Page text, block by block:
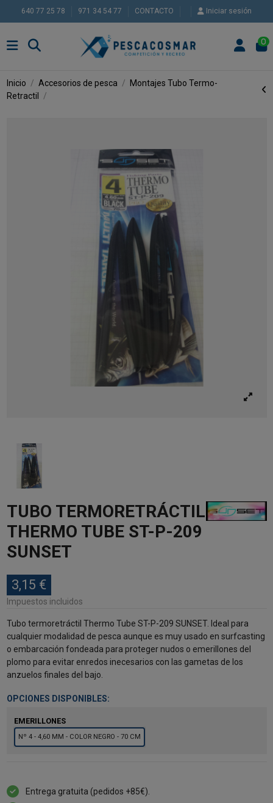
640 77 25 78 971 34 54 77 CONTACTO Iniciar sesión
0
Inicio Accesorios de pesca Montajes Tubo Termo-
Retractil
TUBO TERMORETRÁCTIL
THERMO TUBE ST-P-209
SUNSET
3,15 €
Impuestos incluidos
Tubo termoretráctil Thermo Tube ST-P-209 SUNSET. Ideal para
cualquier modalidad de pesca aunque es muy usado en surfcasting
o embarcación fondeada para proteger nudos o emerillones del
plomo para evitar enredos inecesarios con las gametas de los
anzuelos finales del bajo.
OPCIONES DISPONIBLES:
EMERILLONES
Nº 4 - 4,60 MM - COLOR NEGRO - 70 CM
Entrega gratuita (pedidos +85€).